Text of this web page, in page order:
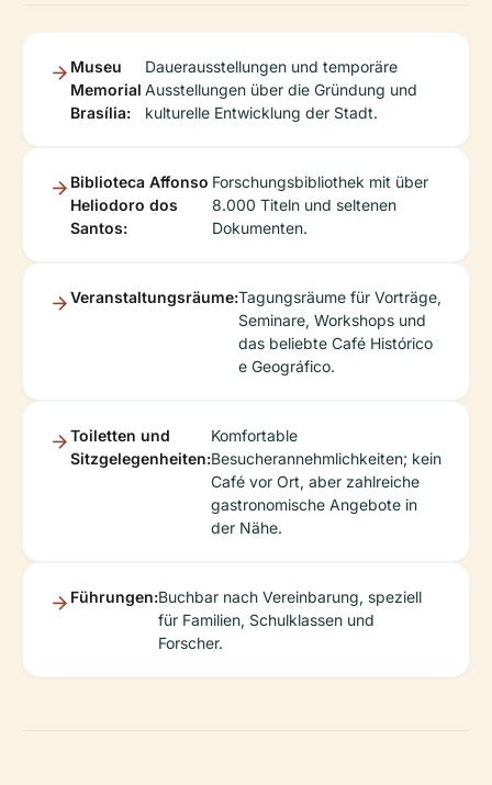
Museu
Memorial
Brasília:
Dauerausstellungen und temporäre
Ausstellungen über die Gründung und
kulturelle Entwicklung der Stadt.
Biblioteca Affonso
Heliodoro dos
Santos:
Forschungsbibliothek mit über
8.000 Titeln und seltenen
Dokumenten.
Veranstaltungsräume:Tagungsräume für Vorträge,
Seminare, Workshops und
das beliebte Café Histórico
e Geográfico.
Toiletten und
Sitzgelegenheiten:
Komfortable
Besucherannehmlichkeiten; kein
Café vor Ort, aber zahlreiche
gastronomische Angebote in
der Nähe.
Führungen:Buchbar nach Vereinbarung, speziell
für Familien, Schulklassen und
Forscher.